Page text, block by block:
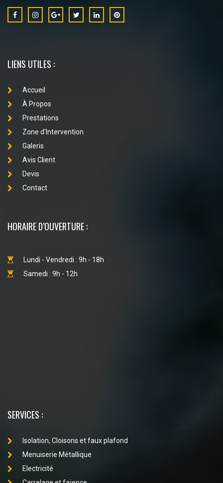
LIENS UTILES :
Accueil
À Propos
Prestations
Zone d'Intervention
Galeris
Avis Client
Devis
Contact
HORAIRE D’OUVERTURE :
Lundi - Vendredi : 9h - 18h
Samedi : 9h - 12h
SERVICES :
Isolation, Cloisons et faux plafond
Menuiserie Métallique
Electricité